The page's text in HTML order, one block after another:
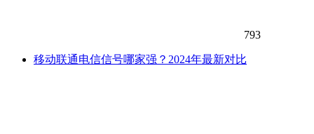
793
移动联通电信信号哪家强？2024年最新对比